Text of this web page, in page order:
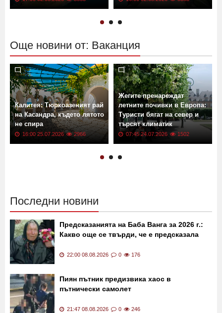
Още новини от: Ваканция
Калитея: Тюркоазеният рай
на Касандра, където лятото
не спира
16:00 25.07.2026 2966
Жегите пренареждат
летните почивки в Европа:
Туристи бягат на север и
търсят климатик
07:45 24.07.2026 1502
Последни новини
Предсказанията на Баба Ванга за 2026 г.:
Какво още се твърди, че е предсказала
22:00 08.08.2026 0 176
Пиян пътник предизвика хаос в
пътнически самолет
21:47 08.08.2026 0 246